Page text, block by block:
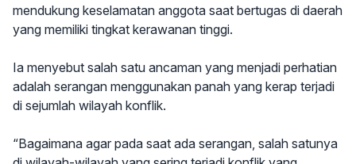
mendukung keselamatan anggota saat bertugas di daerah
yang memiliki tingkat kerawanan tinggi.
Ia menyebut salah satu ancaman yang menjadi perhatian
adalah serangan menggunakan panah yang kerap terjadi
di sejumlah wilayah konflik.
“Bagaimana agar pada saat ada serangan, salah satunya